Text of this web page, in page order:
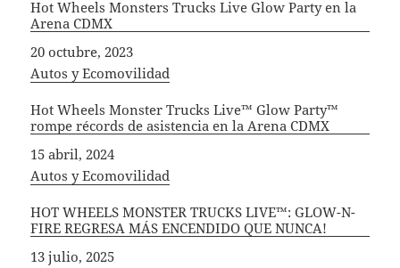
Hot Wheels Monsters Trucks Live Glow Party en la
Arena CDMX
Fecha
20 octubre, 2023
In relation to
Autos y Ecomovilidad
Hot Wheels Monster Trucks Live™ Glow Party™
rompe récords de asistencia en la Arena CDMX
Fecha
15 abril, 2024
In relation to
Autos y Ecomovilidad
HOT WHEELS MONSTER TRUCKS LIVE™: GLOW-N-
FIRE REGRESA MÁS ENCENDIDO QUE NUNCA!
Fecha
13 julio, 2025